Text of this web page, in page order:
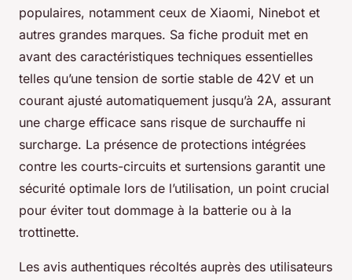
populaires, notamment ceux de Xiaomi, Ninebot et
autres grandes marques. Sa fiche produit met en
avant des caractéristiques techniques essentielles
telles qu’une tension de sortie stable de 42V et un
courant ajusté automatiquement jusqu’à 2A, assurant
une charge efficace sans risque de surchauffe ni
surcharge. La présence de protections intégrées
contre les courts-circuits et surtensions garantit une
sécurité optimale lors de l’utilisation, un point crucial
pour éviter tout dommage à la batterie ou à la
trottinette.
Les avis authentiques récoltés auprès des utilisateurs